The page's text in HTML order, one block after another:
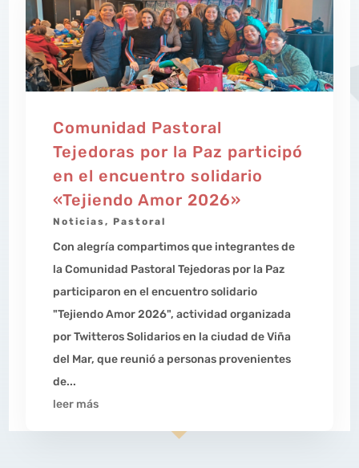
Comunidad Pastoral
Tejedoras por la Paz participó
en el encuentro solidario
«Tejiendo Amor 2026»
Noticias, Pastoral
Con alegría compartimos que integrantes de
la Comunidad Pastoral Tejedoras por la Paz
participaron en el encuentro solidario
"Tejiendo Amor 2026", actividad organizada
por Twitteros Solidarios en la ciudad de Viña
del Mar, que reunió a personas provenientes
de...
leer más